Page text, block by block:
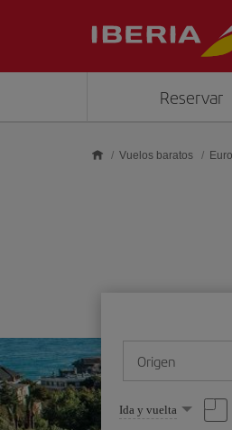
Reservar
Vuelos baratos
Origen
Seleccione
una
Ida y vuelta